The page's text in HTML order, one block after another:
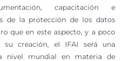
capacitación e
de la protección de los datos
que en este aspecto, y a poco
creación, el IFAI será una
nivel mundial en materia de